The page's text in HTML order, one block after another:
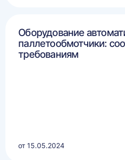
Оборудование
паллетообмотчики:
требованиям
от 15.05.2024